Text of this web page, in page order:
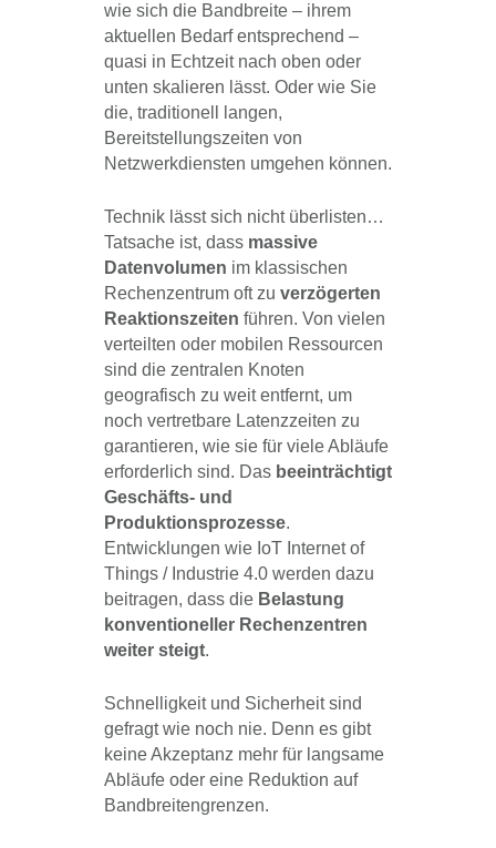
wie sich die Bandbreite – ihrem
aktuellen Bedarf entsprechend –
quasi in Echtzeit nach oben oder
unten skalieren lässt. Oder wie Sie
die, traditionell langen,
Bereitstellungszeiten von
Netzwerkdiensten umgehen können.
Technik lässt sich nicht überlisten…
Tatsache ist, dass massive
Datenvolumen im klassischen
Rechenzentrum oft zu verzögerten
Reaktionszeiten führen. Von vielen
verteilten oder mobilen Ressourcen
sind die zentralen Knoten
geografisch zu weit entfernt, um
noch vertretbare Latenzzeiten zu
garantieren, wie sie für viele Abläufe
erforderlich sind. Das beeinträchtigt
Geschäfts- und
Produktionsprozesse.
Entwicklungen wie IoT Internet of
Things / Industrie 4.0 werden dazu
beitragen, dass die Belastung
konventioneller Rechenzentren
weiter steigt.
Schnelligkeit und Sicherheit sind
gefragt wie noch nie. Denn es gibt
keine Akzeptanz mehr für langsame
Abläufe oder eine Reduktion auf
Bandbreitengrenzen.